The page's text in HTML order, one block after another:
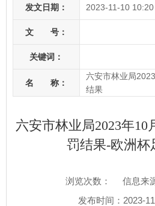
发文日期： 2023-11-10 10:20
文 号：
关键词：
名 称：
六安市林业局
结果
六安市林业局2023年10
罚结果-欧洲杯
浏览次数：
信息来
发布时间：2023-